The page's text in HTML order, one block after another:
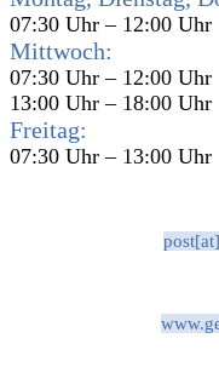
07:30 Uhr – 12:00 Uhr
Mittwoch:
07:30 Uhr – 12:00 Uhr
13:00 Uhr – 18:00 Uhr
Freitag:
07:30 Uhr – 13:00 Uhr